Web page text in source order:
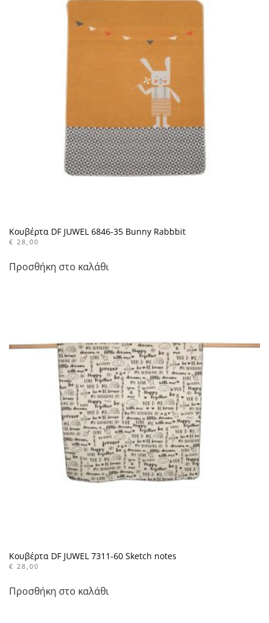
Κουβέρτα DF JUWEL 6846-35 Bunny Rabbbit
€ 28,00
Προσθήκη στο καλάθι
Κουβέρτα DF JUWEL 7311-60 Sketch notes
€ 28,00
Προσθήκη στο καλάθι